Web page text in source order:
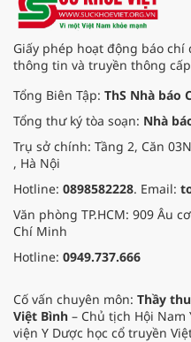
Giấy phép hoạt động báo chí
thông tin và truyền thông
Tổng Biên Tập: ThS Nhà báo
Tổng thư ký tòa soạn: Nhà
Trụ sở chính: Tầng 2, Căn
, Hà Nội
Hotline: 0898582228. Email:
Văn phòng TP.HCM: 909 Âu
Chí Minh
Hotline: 0949.737.666
Cố vấn chuyên môn: Thầy
Việt Bình – Chủ tịch Hội Nam
viện Y Dược học cổ truyền